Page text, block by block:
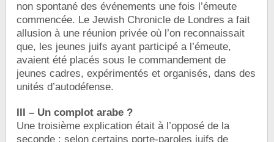
non spontané des événements une fois l’émeute
commencée. Le Jewish Chronicle de Londres a fait
allusion à une réunion privée où l’on reconnaissait
que, les jeunes juifs ayant participé a l’émeute,
avaient été placés sous le commandement de
jeunes cadres, expérimentés et organisés, dans des
unités d’autodéfense.
III – Un complot arabe ?
Une troisième explication était à l’opposé de la
seconde : selon certains porte-paroles juifs de